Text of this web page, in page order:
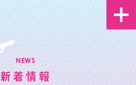
NEWS
新着情報